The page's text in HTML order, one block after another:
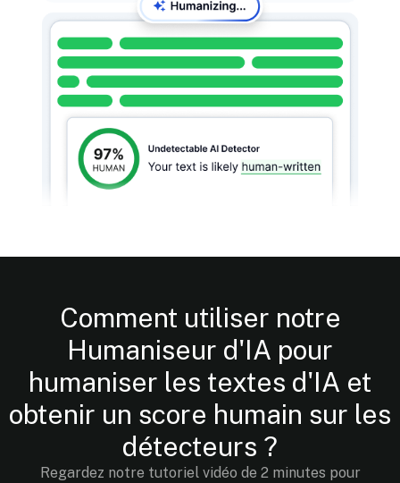
Comment utiliser notre
Humaniseur d'IA pour
humaniser les textes d'IA et
obtenir un score humain sur les
détecteurs ?
Regardez notre tutoriel vidéo de 2 minutes pour